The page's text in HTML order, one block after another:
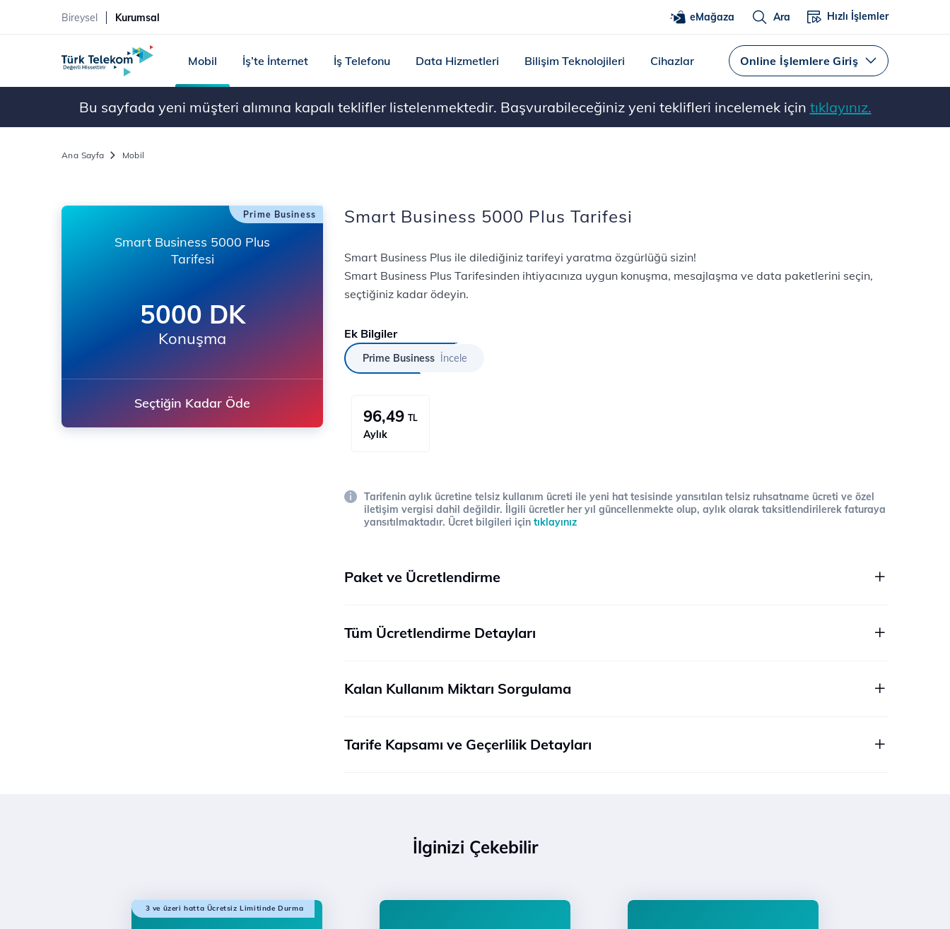
Bireysel Kurumsal eMağaza Ara Hızlı İşlemler
Mobil İş’te İnternet İş Telefonu Data Hizmetleri Bilişim Teknolojileri Cihazlar Online İşlemlere Giriş
Bu sayfada yeni müşteri alımına kapalı teklifler listelenmektedir. Başvurabileceğiniz yeni teklifleri incelemek için tıklayınız.
Ana Sayfa Mobil
Prime Business
Smart Business 5000 Plus
Tarifesi
5000 DK
Konuşma
Seçtiğin Kadar Öde
Smart Business 5000 Plus Tarifesi
Smart Business Plus ile dilediğiniz tarifeyi yaratma özgürlüğü sizin!
Smart Business Plus Tarifesinden ihtiyacınıza uygun konuşma, mesajlaşma ve data paketlerini seçin,
seçtiğiniz kadar ödeyin.
Ek Bilgiler
Prime Business İncele
96,49 TL
Aylık
Tarifenin aylık ücretine telsiz kullanım ücreti ile yeni hat tesisinde yansıtılan telsiz ruhsatname ücreti ve özel
iletişim vergisi dahil değildir. İlgili ücretler her yıl güncellenmekte olup, aylık olarak taksitlendirilerek faturaya
yansıtılmaktadır. Ücret bilgileri için tıklayınız
Paket ve Ücretlendirme
Tüm Ücretlendirme Detayları
Kalan Kullanım Miktarı Sorgulama
Tarife Kapsamı ve Geçerlilik Detayları
İlginizi Çekebilir
3 ve üzeri hatta Ücretsiz Limitinde Durma